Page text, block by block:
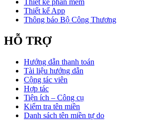
Thiết kế phần mềm
Thiết kế App
Thông báo Bộ Công Thương
HỖ TRỢ
Hướng dẫn thanh toán
Tài liệu hướng dẫn
Cộng tác viên
Hợp tác
Tiện ích – Công cụ
Kiểm tra tên miền
Danh sách tên miền tự do